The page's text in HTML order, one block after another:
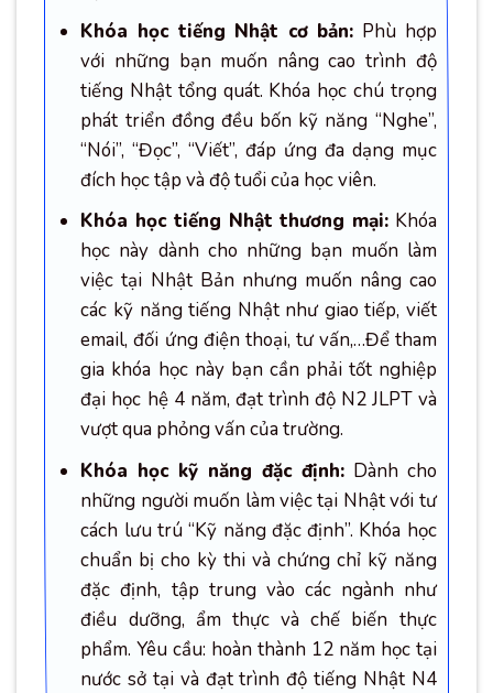
Khóa học tiếng Nhật cơ bản: Phù hợp
với những bạn muốn nâng cao trình độ
tiếng Nhật tổng quát. Khóa học chú trọng
phát triển đồng đều bốn kỹ năng “Nghe”,
“Nói”, “Đọc”, “Viết”, đáp ứng đa dạng mục
đích học tập và độ tuổi của học viên.
Khóa học tiếng Nhật thương mại:Khóa
học này dành cho những bạn muốn làm
việc tại Nhật Bản nhưng muốn nâng cao
các kỹ năng tiếng Nhật như giao tiếp, viết
email, đối ứng điện thoại, tư vấn,…Để tham
gia khóa học này bạn cần phải tốt nghiệp
đại học hệ 4 năm, đạt trình độ N2 JLPT và
vượt qua phỏng vấn của trường.
Khóa học kỹ năng đặc định:Dành cho
những người muốn làm việc tại Nhật với tư
cách lưu trú “Kỹ năng đặc định”. Khóa học
chuẩn bị cho kỳ thi và chứng chỉ kỹ năng
đặc định, tập trung vào các ngành như
điều dưỡng, ẩm thực và chế biến thực
phẩm. Yêu cầu: hoàn thành 12 năm học tại
nước sở tại và đạt trình độ tiếng Nhật N4